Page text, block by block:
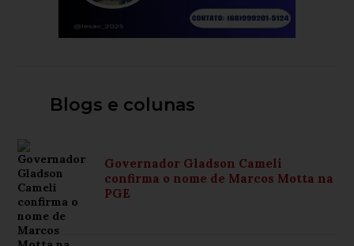
Blogs e colunas
Governador Gladson Cameli
confirma o nome de Marcos Motta na
PGE